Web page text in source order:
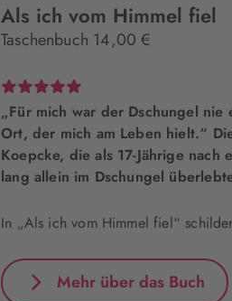
Als ich vom Himmel fiel
Taschenbuch 14,00 €
„Für mich war der Dschungel
Ort, der mich am Leben hielt.“
Koepcke, die als 17-Jährige nach
lang allein im Dschungel
In „Als ich vom Himmel fiel“
Mehr über das Buch